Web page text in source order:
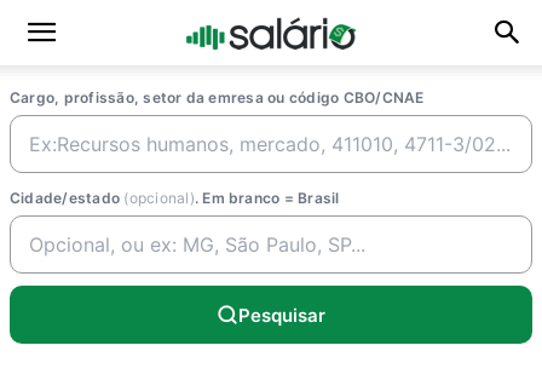
Cargo, profissão, setor da emresa ou código CBO/CNAE
Cidade/estado (opcional). Em branco = Brasil
Pesquisar